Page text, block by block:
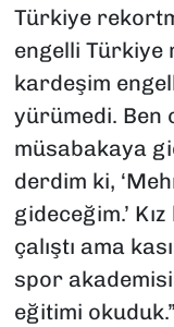
Türkiye
engelli Türkiye
kardeşim
yürümedi. Ben
müsabakaya
derdim ki,
gideceğim.’
çalıştı ama
spor
eğitimi